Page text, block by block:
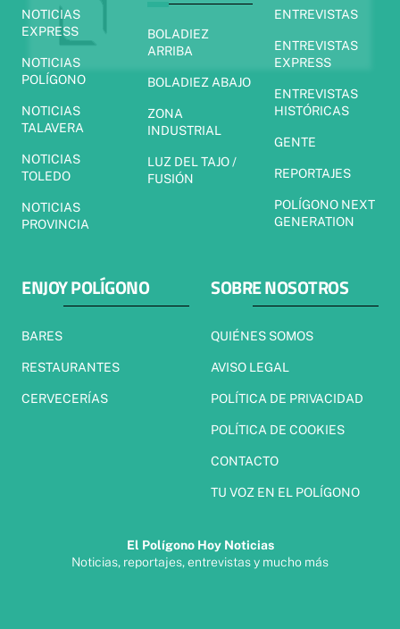
NOTICIAS
EXPRESS
NOTICIAS
POLÍGONO
NOTICIAS
TALAVERA
NOTICIAS
TOLEDO
NOTICIAS
PROVINCIA
BOLADIEZ
ARRIBA
BOLADIEZ ABAJO
ZONA
INDUSTRIAL
LUZ DEL TAJO /
FUSIÓN
ENTREVISTAS
ENTREVISTAS
EXPRESS
ENTREVISTAS
HISTÓRICAS
GENTE
REPORTAJES
POLÍGONO NEXT
GENERATION
ENJOY POLÍGONO
BARES
RESTAURANTES
CERVECERÍAS
SOBRE NOSOTROS
QUIÉNES SOMOS
AVISO LEGAL
POLÍTICA DE PRIVACIDAD
POLÍTICA DE COOKIES
CONTACTO
TU VOZ EN EL POLÍGONO
El Polígono Hoy Noticias
Noticias, reportajes, entrevistas y mucho más